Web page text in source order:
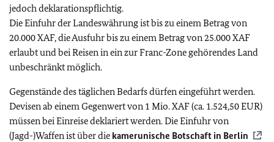
jedoch deklarationspflichtig.
Die Einfuhr der Landeswährung ist bis zu einem Betrag von
20.000 XAF, die Ausfuhr bis zu einem Betrag von 25.000 XAF
erlaubt und bei Reisen in ein zur Franc-Zone gehörendes Land
unbeschränkt möglich.
Gegenstände des täglichen Bedarfs dürfen eingeführt werden.
Devisen ab einem Gegenwert von 1 Mio. XAF (ca. 1.524,50 EUR)
müssen bei Einreise deklariert werden. Die Einfuhr von
(Jagd-)Waffen ist über die kamerunische Botschaft in Berlin